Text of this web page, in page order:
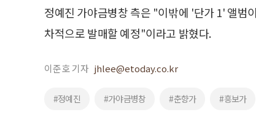
정예진 가야금병창 측은 "이밖에 '단가 1' 앨범
차적으로 발매할 예정"이라고 밝혔다.
이준호 기자 jhlee@etoday.co.kr
#정예진 #가야금병창 #춘향가 #흥보가